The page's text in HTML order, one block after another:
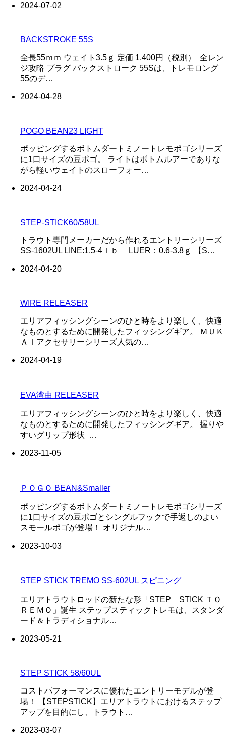
2024-07-02
BACKSTROKE 55S
全長55ｍｍ ウェイト3.5ｇ 定価 1,400円（税別） 全レン
ジ攻略 プラグ バックストローク 55Sは、トレモロング
55のデ…
2024-04-28
POGO BEAN23 LIGHT
ポッピングするボトムダートミノートレモポゴシリーズ
に1口サイズの豆ポゴ。 ライトはボトムルアーでありな
がら軽いウェイトのスローフォー…
2024-04-24
STEP-STICK60/58UL
トラウト専門メーカーだから作れるエントリーシリーズ
SS-1602UL LINE:1.5-4ｌｂ LUER：0.6-3.8ｇ 【S…
2024-04-20
WIRE RELEASER
エリアフィッシングシーンのひと時をより楽しく、快適
なものとするために開発したフィッシングギア。 ＭＵＫ
ＡＩアクセサリーシリーズ人気の…
2024-04-19
EVA湾曲 RELEASER
エリアフィッシングシーンのひと時をより楽しく、快適
なものとするために開発したフィッシングギア。 握りや
すいグリップ形状 …
2023-11-05
ＰＯＧＯ BEAN&Smaller
ポッピングするボトムダートミノートレモポゴシリーズ
に1口サイズの豆ポゴとシングルフックで手返しのよい
スモールポゴが登場！ オリジナル…
2023-10-03
STEP STICK TREMO SS-602UL スピニング
エリアトラウトロッドの新たな形「STEP STICK ＴＯ
ＲＥＭＯ」誕生 ステップスティックトレモは、スタンダ
ード＆トラディショナル…
2023-05-21
STEP STICK 58/60UL
コストパフォーマンスに優れたエントリーモデルが登
場！ 【STEPSTICK】エリアトラウトにおけるステップ
アップを目的にし、トラウト…
2023-03-07